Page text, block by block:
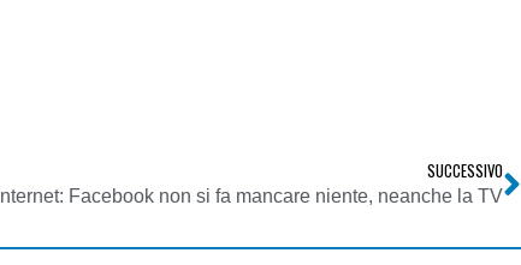
SUCCESSIVO
Internet: Facebook non si fa mancare niente, neanche la TV